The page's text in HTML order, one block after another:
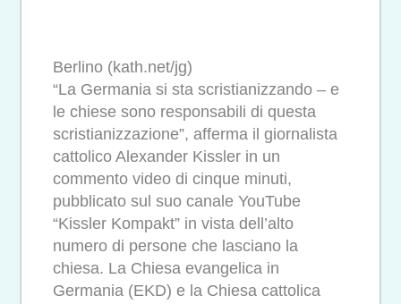
Berlino (kath.net/jg)
“La Germania si sta scristianizzando – e
le chiese sono responsabili di questa
scristianizzazione”, afferma il giornalista
cattolico Alexander Kissler in un
commento video di cinque minuti,
pubblicato sul suo canale YouTube
“Kissler Kompakt” in vista dell’alto
numero di persone che lasciano la
chiesa. La Chiesa evangelica in
Germania (EKD) e la Chiesa cattolica